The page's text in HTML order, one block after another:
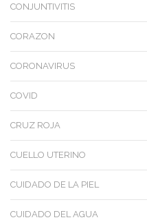
CONJUNTIVITIS
CORAZON
CORONAVIRUS
COVID
CRUZ ROJA
CUELLO UTERINO
CUIDADO DE LA PIEL
CUIDADO DEL AGUA